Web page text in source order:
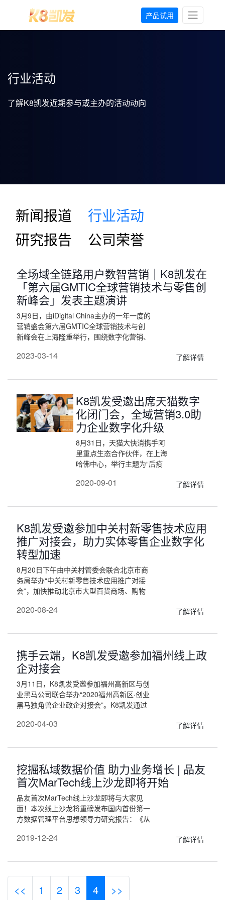
产品试用
行业活动
了解K8凯发近期参与或主办的活动动向
新闻报道
行业活动
研究报告
公司荣誉
全场域全链路用户数智营销｜K8凯发在
「第六届GMTIC全球营销技术与零售创
新峰会」发表主题演讲
3月9日，由iDigital China主办的一年一度的
营销盛会第六届GMTIC全球营销技术与创
新峰会在上海隆重举行，围绕数字化营销、
化、私域流量、新国货、元宇宙、短视频营
发联合创始人兼COO谢鹏受邀参会。
2023-03-14 了解详情
K8凯发受邀出席天猫数字
化闭门会，全域营销3.0助
力企业数字化升级
8月31日，天猫大快消携手阿
里重点生态合作伙伴，在上海
哈佛中心，举行主题为“后疫
变革”的数字化舰长闭门会暨
态体系产品线与行业线“三重
商），K8凯发|品友受邀参加
此次闭门会与30多位品牌领导
人共议新供给变革。
2020-09-01 了解详情
K8凯发受邀参加中关村新零售技术应用
推广对接会，助力实体零售企业数字化
转型加速
8月20日下午由中关村管委会联合北京市商
务局举办“中关村新零售技术应用推广对接
会”，加快推动北京市大型百货商场、购物
K8凯发作为大数据智能化应用领域的代表
与实践。
2020-08-24 了解详情
携手云端，K8凯发受邀参加福州线上政
企对接会
3月11日，K8凯发受邀参加福州高新区与创
业黑马公司联合举办“2020福州高新区·创业
黑马独角兽企业政企对接会”。K8凯发通过
疫和复工复产的产品以及解决方案，如K8
防控解决方案，抗疫情城市大数据防控地
研平台技术；同时也介绍了以地区为核心的
区域大数据决策运营服务平台等解决方案。
2020-04-03 了解详情
挖掘私域数据价值 助力业务增长 | 品友
首次MarTech线上沙龙即将开始
品友首次MarTech线上沙龙即将与大家见
面！本次线上沙龙将重磅发布国内首份第一
方数据管理平台思想领导力研究报告：《从
据管理平台，应对大数据时代的营销挑
2019-12-24 了解详情
<< 1 2 3 4 >>